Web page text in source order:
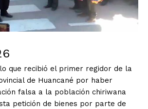
que recibió el primer regidor de la
de Huancané por haber
falsa a la población chiriwana
petición de bienes por parte de